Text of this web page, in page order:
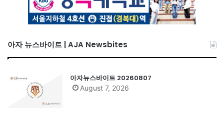
아자 뉴스바이트 | AJA Newsbites
아자뉴스바이트 20260807
August 7, 2026